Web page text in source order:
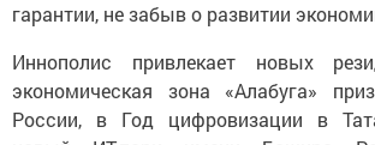
гарантии, не забыв о развитии
Иннополис привлекает новых
экономическая зона «Алабуга»
России, в Год цифровизации в